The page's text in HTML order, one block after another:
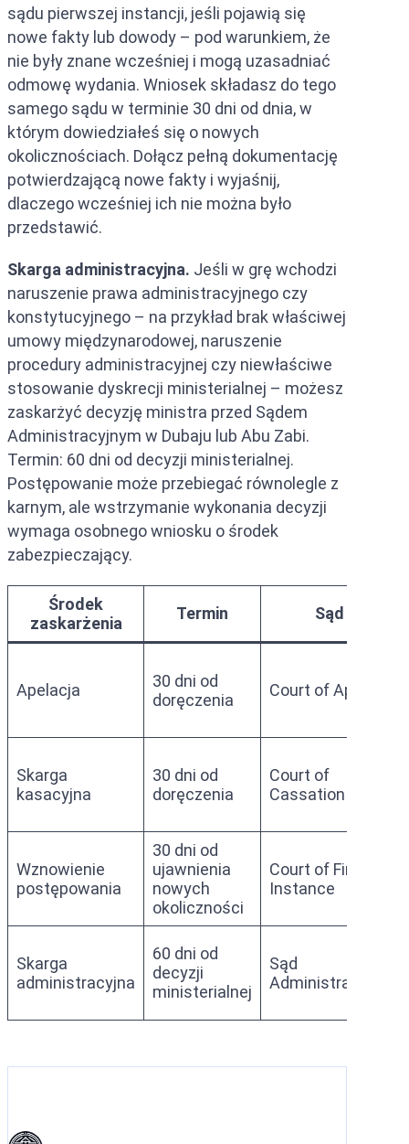
sądu pierwszej instancji, jeśli pojawią się
nowe fakty lub dowody – pod warunkiem, że
nie były znane wcześniej i mogą uzasadniać
odmowę wydania. Wniosek składasz do tego
samego sądu w terminie 30 dni od dnia, w
którym dowiedziałeś się o nowych
okolicznościach. Dołącz pełną dokumentację
potwierdzającą nowe fakty i wyjaśnij,
dlaczego wcześniej ich nie można było
przedstawić.
Skarga administracyjna. Jeśli w grę wchodzi
naruszenie prawa administracyjnego czy
konstytucyjnego – na przykład brak właściwej
umowy międzynarodowej, naruszenie
procedury administracyjnej czy niewłaściwe
stosowanie dyskrecji ministerialnej – możesz
zaskarżyć decyzję ministra przed Sądem
Administracyjnym w Dubaju lub Abu Zabi.
Termin: 60 dni od decyzji ministerialnej.
Postępowanie może przebiegać równolegle z
karnym, ale wstrzymanie wykonania decyzji
wymaga osobnego wniosku o środek
zabezpieczający.
Środek
zaskarżenia
Termin Sąd
Apelacja
30 dni od
doręczenia
Court of Appeal
Skarga
kasacyjna
30 dni od
doręczenia
Court of
Cassation
Wznowienie
postępowania
30 dni od
ujawnienia
nowych
okoliczności
Court of First
Instance
Skarga
administracyjna
60 dni od
decyzji
ministerialnej
Sąd
Administracyjny